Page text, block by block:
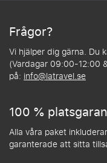
Frågor?
Vi hjälper dig gärna. Du
(Vardagar 09:00-12:00
på: info@latravel.se
100 %
Alla våra paket
garanterade att sitta